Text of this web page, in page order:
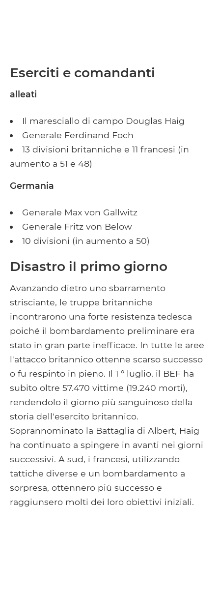
Eserciti e comandanti
alleati
Il maresciallo di campo Douglas Haig
Generale Ferdinand Foch
13 divisioni britanniche e 11 francesi (in
aumento a 51 e 48)
Germania
Generale Max von Gallwitz
Generale Fritz von Below
10 divisioni (in aumento a 50)
Disastro il primo giorno
Avanzando dietro uno sbarramento
strisciante, le truppe britanniche
incontrarono una forte resistenza tedesca
poiché il bombardamento preliminare era
stato in gran parte inefficace. In tutte le aree
l'attacco britannico ottenne scarso successo
o fu respinto in pieno. Il 1 ° luglio, il BEF ha
subito oltre 57.470 vittime (19.240 morti),
rendendolo il giorno più sanguinoso della
storia dell'esercito britannico.
Soprannominato la Battaglia di Albert, Haig
ha continuato a spingere in avanti nei giorni
successivi. A sud, i francesi, utilizzando
tattiche diverse e un bombardamento a
sorpresa, ottennero più successo e
raggiunsero molti dei loro obiettivi iniziali.